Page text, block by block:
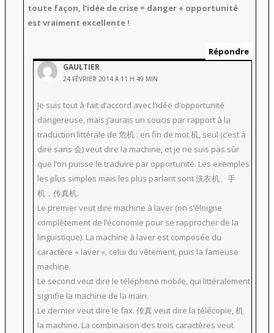
toute façon, l’idée de crise = danger + opportunité
est vraiment excellente !
Répondre
GAULTIER
24 FÉVRIER 2014 À 11 H 49 MIN
Je suis tout à fait d’accord avec l’idée d’opportunité
dangereuse, mais j’aurais un soucis par rapport à la
traduction littérale de 危机 : en fin de mot 机, seul (c’est à
dire sans 会) veut dire la machine, et je ne suis pas sûr
que l’on puisse le traduire par opportunité. Les exemples
les plus simples mais les plus parlant sont 洗衣机、手
机，传真机.
Le premier veut dire machine à laver (on s’éloigne
complètement de l’économie pour se rapprocher de la
linguistique). La machine à laver est composée du
caractère « laver », celui du vêtement, puis la fameuse
machine.
Le second veut dire le téléphone mobile, qui littéralement
signifie la machine de la main.
Le dernier veut dire le fax. 传真 veut dire la télécopie, 机
la machine. La combinaison des trois caractères veut